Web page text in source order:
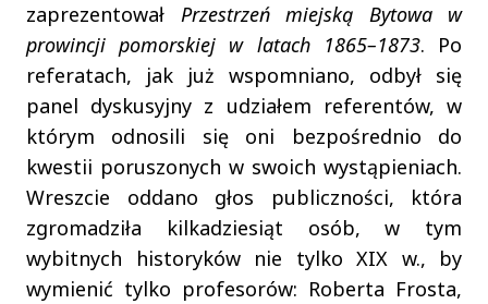
zaprezentował Przestrzeń miejską Bytowa w
prowincji pomorskiej w latach 1865–1873. Po
referatach, jak już wspomniano, odbył się
panel dyskusyjny z udziałem referentów, w
którym odnosili się oni bezpośrednio do
kwestii poruszonych w swoich wystąpieniach.
Wreszcie oddano głos publiczności, która
zgromadziła kilkadziesiąt osób, w tym
wybitnych historyków nie tylko XIX w., by
wymienić tylko profesorów: Roberta Frosta,